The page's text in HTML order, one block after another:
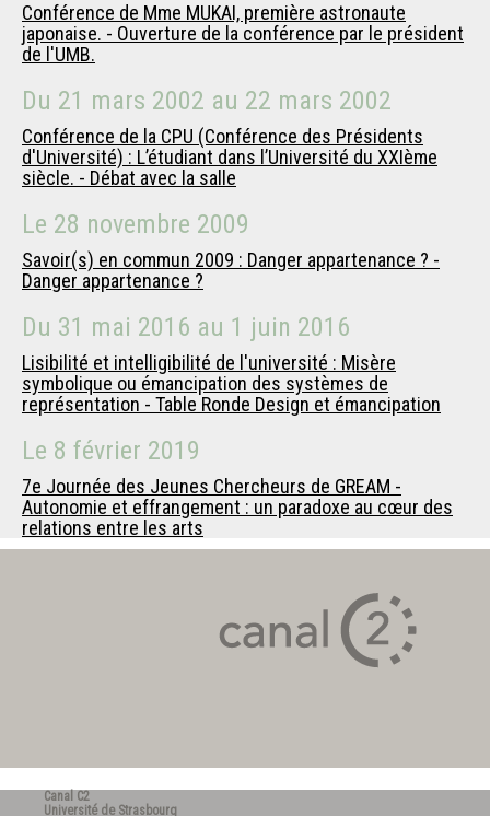
Conférence de Mme MUKAI, première astronaute
japonaise. - Ouverture de la conférence par le président
de l'UMB.
Du 21 mars 2002 au 22 mars 2002
Conférence de la CPU (Conférence des Présidents
d'Université) : L’étudiant dans l’Université du XXIème
siècle. - Débat avec la salle
Le 28 novembre 2009
Savoir(s) en commun 2009 : Danger appartenance ? -
Danger appartenance ?
Du 31 mai 2016 au 1 juin 2016
Lisibilité et intelligibilité de l'université : Misère
symbolique ou émancipation des systèmes de
représentation - Table Ronde Design et émancipation
Le 8 février 2019
7e Journée des Jeunes Chercheurs de GREAM -
Autonomie et effrangement : un paradoxe au cœur des
relations entre les arts
Canal C2
Université de Strasbourg